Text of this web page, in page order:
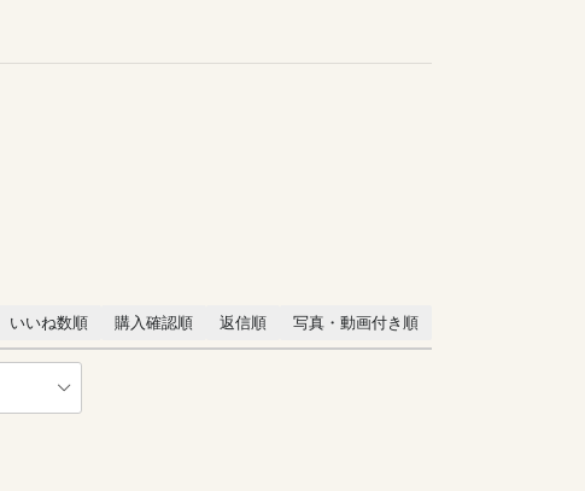
いいね数順 購入確認順 返信順 写真・動画付き順